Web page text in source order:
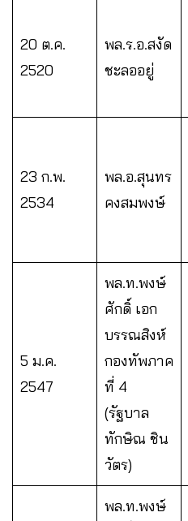
20 ต.ค.
2520
พล.ร.อ.สงัด
ชะลออยู่
23 ก.พ.
2534
พล.อ.สุนทร
คงสมพงษ์
5 ม.ค.
2547
พล.ท.พงษ์
ศักดิ์ เอก
บรรณสิงห์
กองทัพภาค
ที่ 4
(รัฐบาล
ทักษิณ ชิน
วัตร)
พล.ท.พงษ์